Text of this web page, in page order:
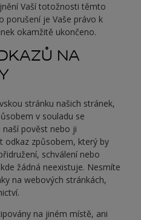
Vaší totožnosti těmto
porušení je Vaše právo k
okamžitě ukončeno.
NA
stránku našich stránek,
v souladu se
pověst nebo ji
odkaz způsobem, který by
schválení nebo
žádná neexistuje. Nesmíte
na webových stránkách,
na jiném místě, ani